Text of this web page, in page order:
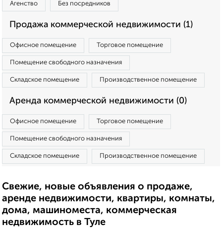
Агенство Без посредников
Продажа коммерческой недвижимости (1)
Офисное помещение Торговое помещение
Помещение свободного назначения
Складское помещение Производственное помещение
Аренда коммерческой недвижимости (0)
Офисное помещение Торговое помещение
Помещение свободного назначения
Складское помещение Производственное помещение
Свежие, новые объявления о продаже,
аренде недвижимости, квартиры, комнаты,
дома, машиноместа, коммерческая
недвижимость в Туле